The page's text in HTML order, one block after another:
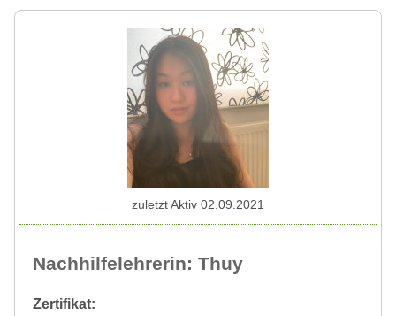
Nachhilfelehrerin: Thuy
Zertifikat:
zuletzt Aktiv 02.09.2021